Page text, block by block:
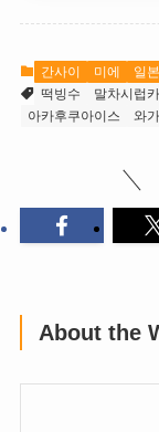
간사이 미에
일
떡빙수
말차시럽
아카후쿠아이스
와
About the